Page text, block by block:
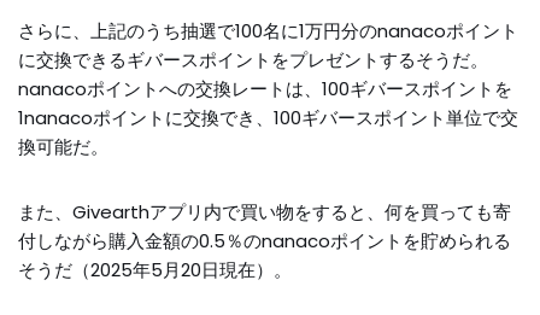
さらに、上記のうち抽選で100名に1万円分のnanacoポイント
に交換できるギバースポイントをプレゼントするそうだ。
nanacoポイントへの交換レートは、100ギバースポイントを
1nanacoポイントに交換でき、100ギバースポイント単位で交
換可能だ。
また、Givearthアプリ内で買い物をすると、何を買っても寄
付しながら購入金額の0.5％のnanacoポイントを貯められる
そうだ（2025年5月20日現在）。